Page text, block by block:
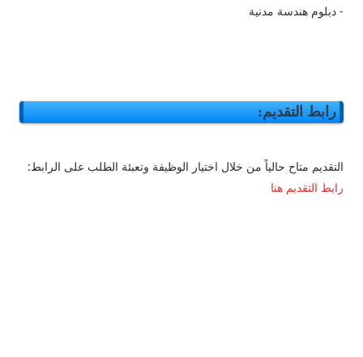
- دبلوم هندسة مدنية
رابط التقديم:
التقديم متاح حالياً من خلال اختيار الوظيفة وتعبئة الطلب على الرابط:
رابط التقديم هنا